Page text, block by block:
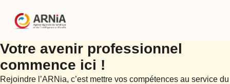
Votre avenir professionnel
commence ici !
Rejoindre l’ARNia, c’est mettre vos compétences au service du